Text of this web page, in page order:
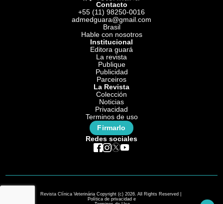
Contacto
+55 (11) 98250-0016
admedguara@gmail.com
Brasil
Hable con nosotros
Institucional
Editora guará
La revista
Publique
Publicidad
Parceiros
La Revista
Colección
Noticias
Privacidad
Terminos de uso
Firmarlo
Redes sociales
Revista Clínica Veterinária Copyright (c) 2026. All Rights Reserved |
Política de privacidad e